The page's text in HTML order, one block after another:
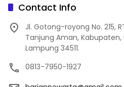
Contact Info
Jl. Gotong-royong No. 215,
Tanjung Aman, Kabupaten,
Lampung 34511.
0813-7950-1927